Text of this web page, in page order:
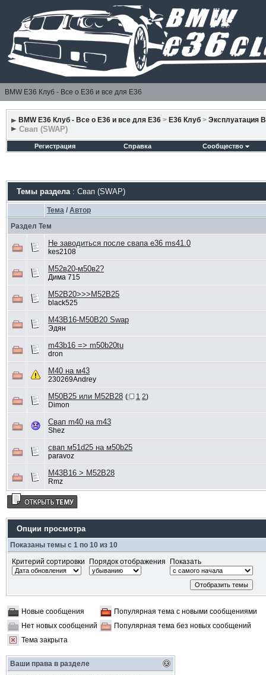
BMW E36 Клуб - Все о Е36 и все для Е36
BMW E36 Клуб - Все о Е36 и все для Е36 > E36 Клуб > Эксплуатация
Свап (SWAP)
Регистрация Справка Сообщество
Темы раздела: Свап (SWAP)
Тема/ Автор
Раздел Тем
Не заводиться после свапа е36 ms41.0
kes2108
М52в20-м50в2?
Дима 715
M52B20>>>M52B25
black525
M43B16-M50B20 Swap
Эдян
m43b16 => m50b20tu
dron
М40 на м43
230269Andrey
М50В25 или М52В28 ( 1 2)
Dimon
Свап m40 на m43
Shez
свап м51d25 на м50b25
paravoz
M43B16 > M52B28
Rmz
Опции просмотра
Показаны темы с 1 по 10 из 10
Критерий сортировки
Порядок отображения Показать
Новые сообщения
Популярная тема с новыми сообщениями
Нет новых сообщений
Популярная тема без новых сообщений
Тема закрыта
Ваши права в разделе